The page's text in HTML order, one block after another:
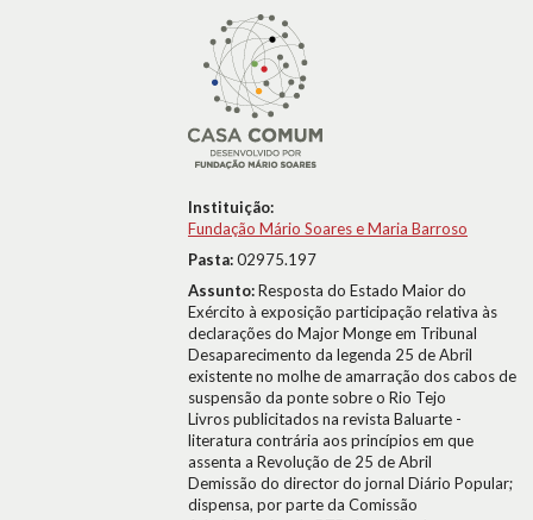
Instituição:
Fundação Mário Soares e Maria Barroso
Pasta:02975.197
Assunto:Resposta do Estado Maior do
Exército à exposição participação relativa às
declarações do Major Monge em Tribunal
Desaparecimento da legenda 25 de Abril
existente no molhe de amarração dos cabos de
suspensão da ponte sobre o Rio Tejo
Livros publicitados na revista Baluarte -
literatura contrária aos princípios em que
assenta a Revolução de 25 de Abril
Demissão do director do jornal Diário Popular;
dispensa, por parte da Comissão